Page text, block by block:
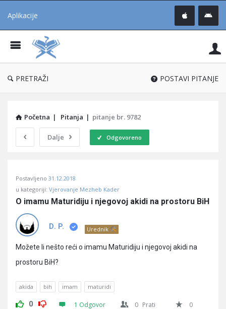
Aplikacije
®
PRETRAŽI POSTAVI PITANJE
Početna | Pitanja | pitanje br. 9782
Dalje Odgovoreno
Učene
Latest
Pitanja
Postavljeno 31.12.2018
u kategoriji: Vjerovanje Mezheb Kader
O imamu Maturidiju i njegovoj akidi na prostoru BiH
D. P. Urednik
Možete li nešto reći o imamu Maturidiju i njegovoj akidi na
prostoru BiH?
akida bih imam maturidi
0 1 Odgovor 0 Prati
0